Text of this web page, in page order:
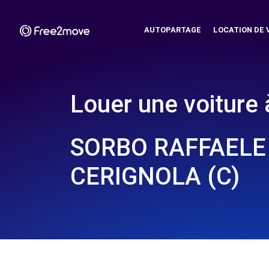
AUTOPARTAGE LOCATION DE
Louer une voiture
SORBO
CERIGNOLA (C)